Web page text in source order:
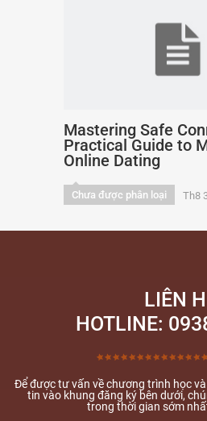
Mastering Safe
Practical Guide to
Online Dating
Chưa được phân loại Th8
LIÊN
HOTLINE:
Để được tư vấn về chương trình học
tin vào khung đăng ký bên dưới,
trong thời gian sớm